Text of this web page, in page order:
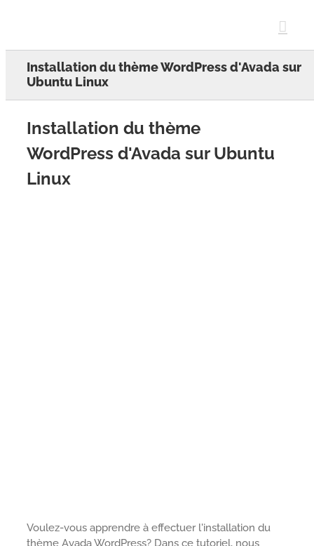
Installation du thème WordPress d'Avada sur
Ubuntu Linux
Installation du thème
WordPress d'Avada sur Ubuntu
Linux
Voulez-vous apprendre à effectuer l'installation du
thème Avada WordPress? Dans ce tutoriel, nous